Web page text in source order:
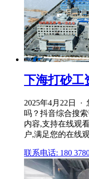
下海打砂工
2025年4月22日 ·
吗？抖音综合搜
内容,支持在线观
户,满足您的在线
联系电话: 180